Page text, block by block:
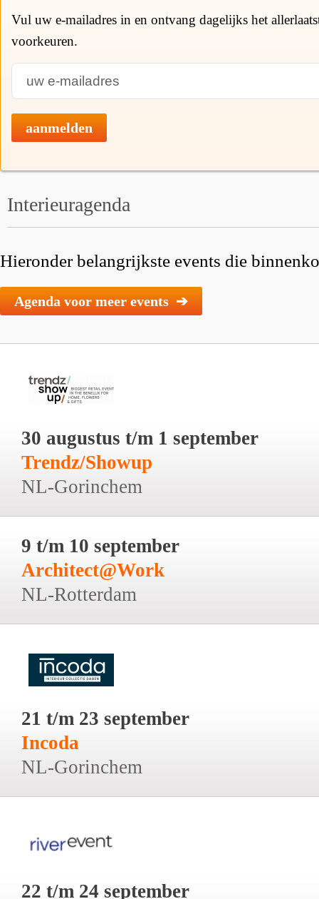
Vul uw e-mailadres in en ontvang dagelijks het
voorkeuren.
aanmelden
Interieuragenda
Hieronder belangrijkste events die
Agenda voor meer events ➔
30 augustus t/m 1 september
Trendz/Showup
NL-Gorinchem
9 t/m 10 september
Architect@Work
NL-Rotterdam
21 t/m 23 september
Incoda
NL-Gorinchem
22 t/m 24 september